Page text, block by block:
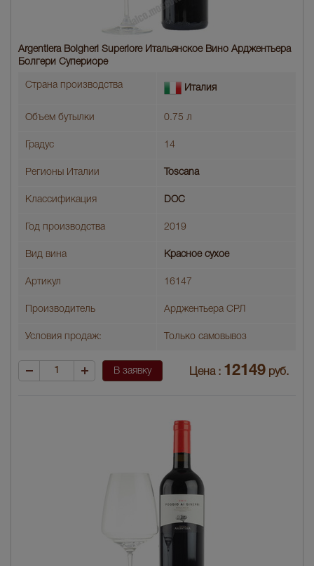
Argentiera Bolgheri Superiore Итальянское Вино Арджентьера
Болгери Супериоре
Страна производства Италия
Объем бутылки 0.75 л
Градус 14
Регионы Италии Toscana
Классификация DOC
Год производства 2019
Вид вина Красное сухое
Артикул 16147
Производитель Арджентьера СРЛ
Условия продаж: Только самовывоз
В заявку Цена : 12149 руб.